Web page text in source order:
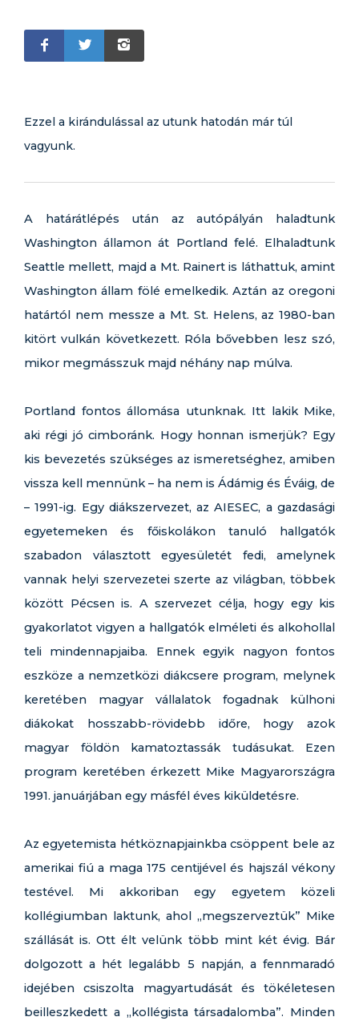
Ezzel a kirándulással az utunk hatodán már túl
vagyunk.
A határátlépés után az autópályán haladtunk
Washington államon át Portland felé. Elhaladtunk
Seattle mellett, majd a Mt. Rainert is láthattuk, amint
Washington állam fölé emelkedik. Aztán az oregoni
határtól nem messze a Mt. St. Helens, az 1980-ban
kitört vulkán következett. Róla bővebben lesz szó,
mikor megmásszuk majd néhány nap múlva.
Portland fontos állomása utunknak. Itt lakik Mike,
aki régi jó cimboránk. Hogy honnan ismerjük? Egy
kis bevezetés szükséges az ismeretséghez, amiben
vissza kell mennünk – ha nem is Ádámig és Éváig, de
– 1991-ig. Egy diákszervezet, az AIESEC, a gazdasági
egyetemeken és főiskolákon tanuló hallgatók
szabadon választott egyesületét fedi, amelynek
vannak helyi szervezetei szerte az világban, többek
között Pécsen is. A szervezet célja, hogy egy kis
gyakorlatot vigyen a hallgatók elméleti és alkohollal
teli mindennapjaiba. Ennek egyik nagyon fontos
eszköze a nemzetközi diákcsere program, melynek
keretében magyar vállalatok fogadnak külhoni
diákokat hosszabb-rövidebb időre, hogy azok
magyar földön kamatoztassák tudásukat. Ezen
program keretében érkezett Mike Magyarországra
1991. januárjában egy másfél éves kiküldetésre.
Az egyetemista hétköznapjainkba csöppent bele az
amerikai fiú a maga 175 centijével és hajszál vékony
testével. Mi akkoriban egy egyetem közeli
kollégiumban laktunk, ahol „megszerveztük” Mike
szállását is. Ott élt velünk több mint két évig. Bár
dolgozott a hét legalább 5 napján, a fennmaradó
idejében csiszolta magyartudását és tökéletesen
beilleszkedett a „kollégista társadalomba”. Minden